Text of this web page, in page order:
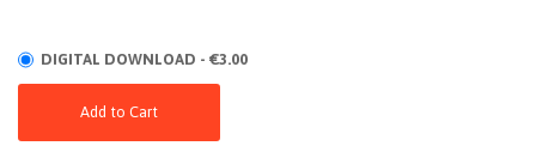
DIGITAL DOWNLOAD - €3.00
Add to Cart